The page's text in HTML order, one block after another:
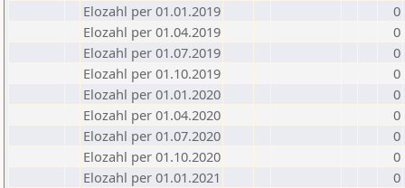
Elozahl per 01.01.2019
0
Elozahl per 01.04.2019
0
Elozahl per 01.07.2019
0
Elozahl per 01.10.2019
0
Elozahl per 01.01.2020
0
Elozahl per 01.04.2020
0
Elozahl per 01.07.2020
0
Elozahl per 01.10.2020
0
Elozahl per 01.01.2021
0